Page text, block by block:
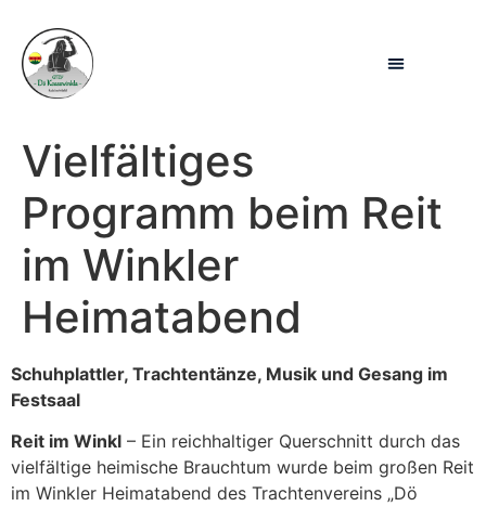
springen
Vielfältiges
Programm beim Reit
im Winkler
Heimatabend
Schuhplattler, Trachtentänze, Musik und Gesang im
Festsaal
Reit im Winkl – Ein reichhaltiger Querschnitt durch das
vielfältige heimische Brauchtum wurde beim großen Reit
im Winkler Heimatabend des Trachtenvereins „Dö